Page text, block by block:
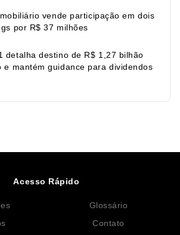
vende participação em dois
por R$ 37 milhões
detalha destino de R$ 1,27 bilhão
e mantém guidance para dividendos
Acesso Rápido
Glossário
Contato